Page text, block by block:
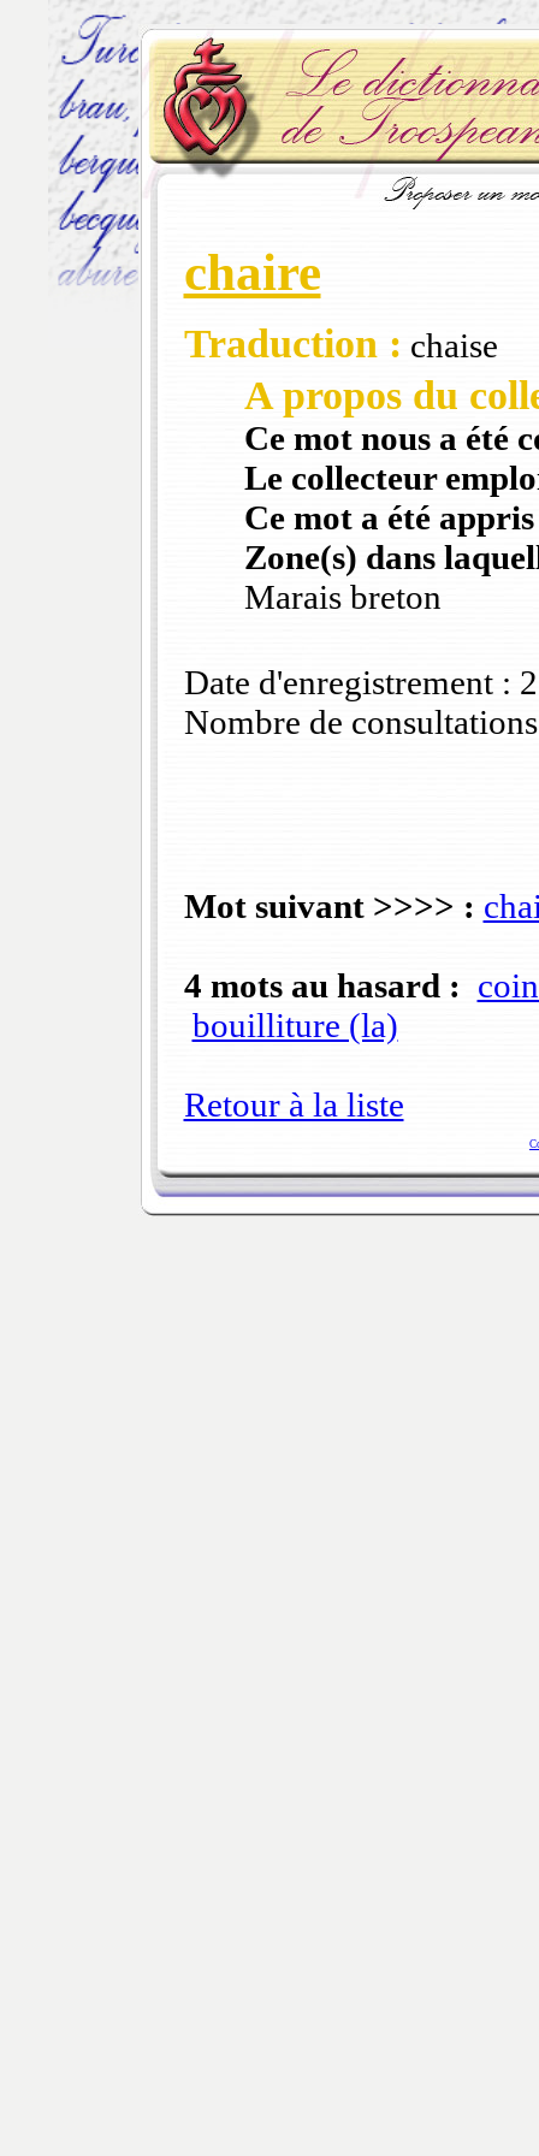
chaire
Traduction : chaise
A propos du
Ce mot nous a été
Le collecteur
Ce mot a été
Zone(s) dans
Marais breton
Date d'enregistrement :
Nombre de
Mot suivant >>>> :
4 mots au hasard :
bouilliture (la)
Retour à la liste